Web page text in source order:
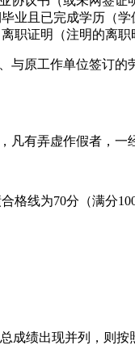
业且已完成学历（
职证明（注明的离职
原工作单位签订
有弄虚作假者，一
线为70分（满分
成绩出现并列，则